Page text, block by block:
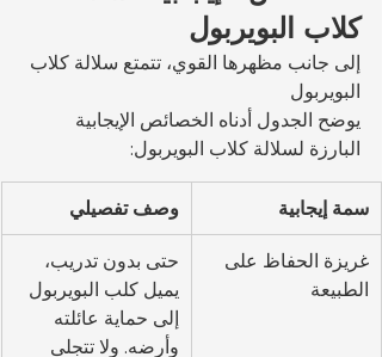
كلاب البويربول
إلى جانب مظهرها القوي، تتمتع سلالة كلاب
البويربول
يوضح الجدول أدناه الخصائص الإيجابية
البارزة لسلالة كلاب البويربول:
سمة إيجابية وصف تفصيلي
غريزة الحفاظ على
الطبيعة
حتى بدون تدريب،
يميل كلب البويربول
إلى حماية عائلته
وأرضه. ولا تتجلى